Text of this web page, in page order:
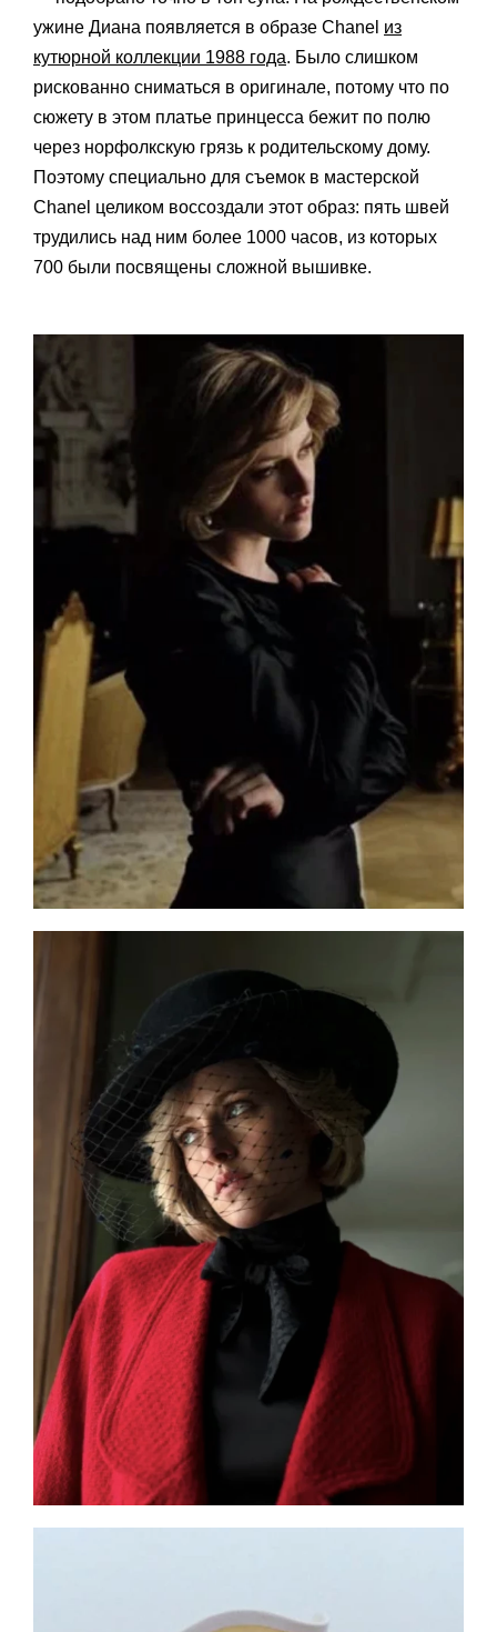
ужине Диана появляется в образе Chanel из
кутюрной коллекции 1988 года. Было слишком
рискованно сниматься в оригинале, потому что по
сюжету в этом платье принцесса бежит по полю
через норфолкскую грязь к родительскому дому.
Поэтому специально для съемок в мастерской
Chanel целиком воссоздали этот образ: пять швей
трудились над ним более 1000 часов, из которых
700 были посвящены сложной вышивке.